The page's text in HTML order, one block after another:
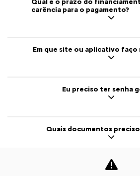
Qual é o prazo do
carência para o pagamento?
Em que site ou aplicativo faço
Eu preciso ter senha
Quais documentos
Tenho o nome sujo no Serasa.